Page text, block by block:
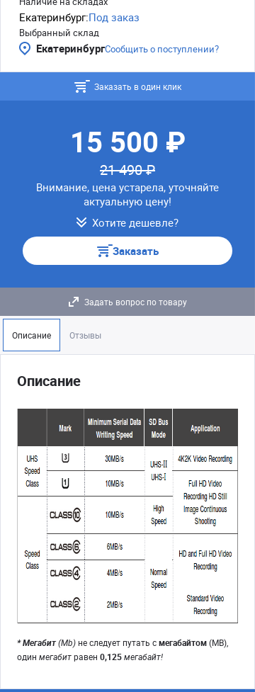
Екатеринбург:Под заказ
Выбранный склад
ЕкатеринбургСообщить о поступлении?
Заказать в один клик
15 500 ₽
21 490 ₽
Внимание, цена устарела, уточняйте
актуальную цену!
Хотите дешевле?
Заказать
Задать вопрос по товару
Описание Отзывы
Описание
* Мегабит(Mb) не следует путать смегабайтом(MB),
один мегабитравен 0,125мегабайт!